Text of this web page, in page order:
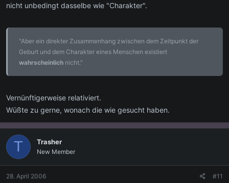
nicht unbedingt dasselbe wie "Charakter".
"Aber ein direkter Zusammenhang zwischen dem Zeitpunkt der
Geburt und dem Charakter eines Menschen existiert
wahrscheinlich nicht."
Vernünftigerweise relativiert.
Wüßte zu gerne, wonach die wie gesucht haben.
T Trasher
New Member
28. April 2006 #11